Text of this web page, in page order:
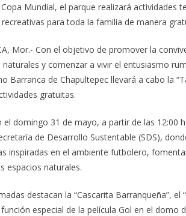
Mundial, el parque realizará actividades
para toda la familia de manera
Mor.- Con el objetivo de promover la
y comenzar a vivir el entusiasmo
Barranca de Chapultepec llevará a cabo la
gratuitas.
el domingo 31 de mayo, a partir de las 12:00
de Desarrollo Sustentable (SDS),
inspiradas en el ambiente futbolero,
espacios naturales.
destacan la “Cascarita Barranqueña”, el
especial de la película Gol en el domo